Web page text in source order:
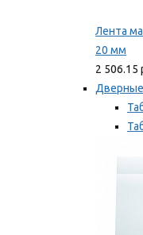
Лента
20 мм
2 506.15